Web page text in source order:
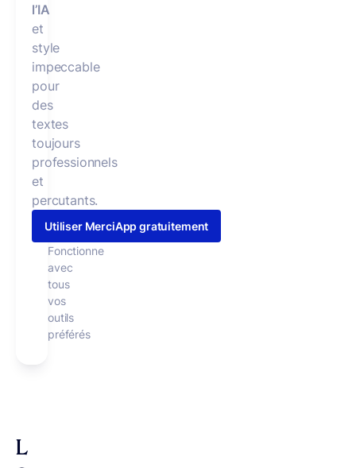
l’IA
et
style
impeccable
pour
des
textes
toujours
professionnels
et
percutants.
Utiliser MerciApp gratuitement
Fonctionne
avec
tous
vos
outils
préférés
L